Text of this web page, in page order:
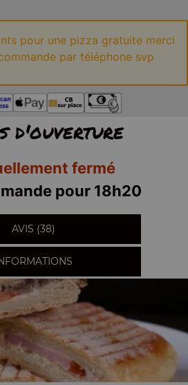
pour une pizza gratuite merci
par téléphone svp
d'ouverture
fermé
pour 18h20
AVIS (38)